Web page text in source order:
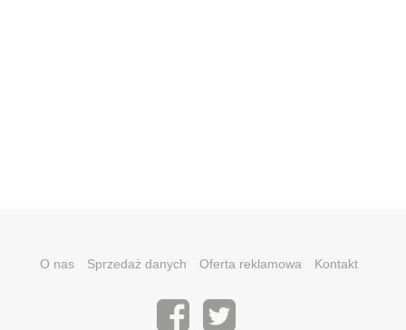
O nas Sprzedaż danych Oferta reklamowa Kontakt